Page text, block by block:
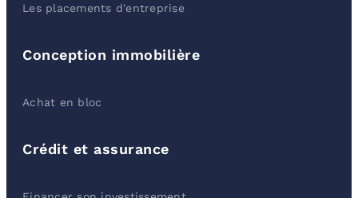
Les placements d'entreprise
Conception immobilière
Achat en bloc
Crédit et assurance